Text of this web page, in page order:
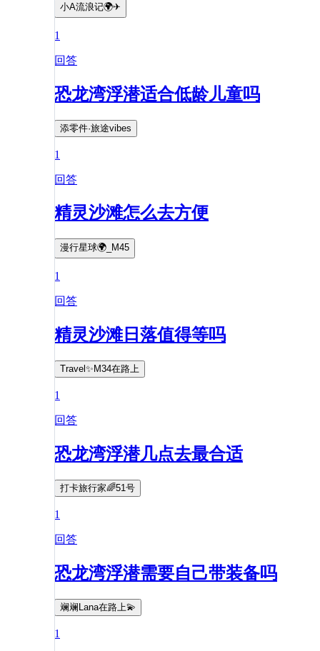
小A流浪记🌍✈
1
回答
恐龙湾浮潜适合低龄儿童吗
添零件·旅途vibes
1
回答
精灵沙滩怎么去方便
漫行星球🌍_M45
1
回答
精灵沙滩日落值得等吗
Travel✨M34在路上
1
回答
恐龙湾浮潜几点去最合适
打卡旅行家🌈51号
1
回答
恐龙湾浮潜需要自己带装备吗
斓斓Lana在路上💫
1